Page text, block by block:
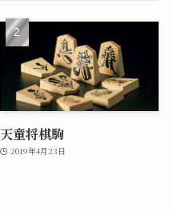
天童将棋駒
2019年4月23日